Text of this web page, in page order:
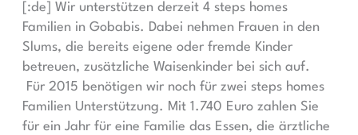
[:de] Wir unterstützen derzeit 4 steps homes
Familien in Gobabis. Dabei nehmen Frauen in den
Slums, die bereits eigene oder fremde Kinder
betreuen, zusätzliche Waisenkinder bei sich auf.
Für 2015 benötigen wir noch für zwei steps homes
Familien Unterstützung. Mit 1.740 Euro zahlen Sie
für ein Jahr für eine Familie das Essen, die ärztliche